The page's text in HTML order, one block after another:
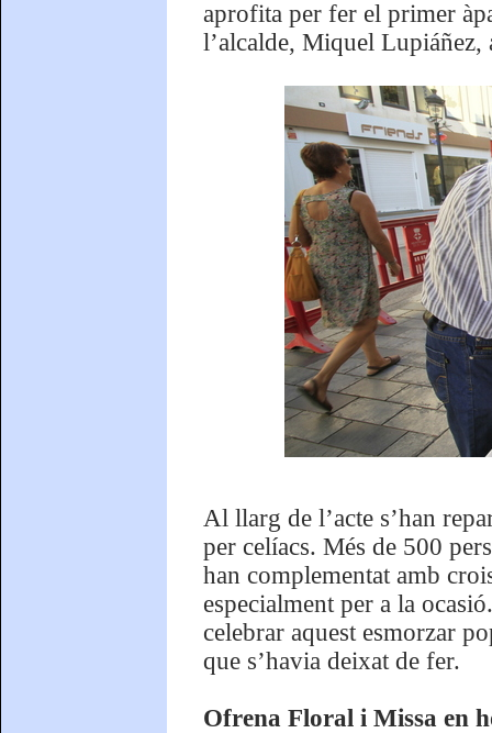
aprofita per fer el primer
l’alcalde, Miquel
Al llarg de l’acte s’han
per celíacs. Més de 500
han complementat amb
especialment per a la
celebrar aquest esmorzar
que s’havia deixat de fer.
Ofrena Floral i Missa en